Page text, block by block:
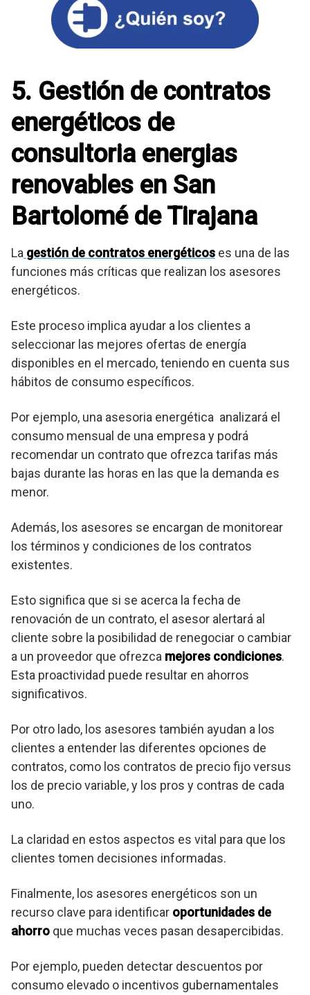
5. Gestión de contratos
energéticos de
consultoria energias
renovables en San
Bartolomé de Tirajana
La gestión de contratos energéticos es una de las
funciones más críticas que realizan los asesores
energéticos.
Este proceso implica ayudar a los clientes a
seleccionar las mejores ofertas de energía
disponibles en el mercado, teniendo en cuenta sus
hábitos de consumo específicos.
Por ejemplo, una asesoria energética analizará el
consumo mensual de una empresa y podrá
recomendar un contrato que ofrezca tarifas más
bajas durante las horas en las que la demanda es
menor.
Además, los asesores se encargan de monitorear
los términos y condiciones de los contratos
existentes.
Esto significa que si se acerca la fecha de
renovación de un contrato, el asesor alertará al
cliente sobre la posibilidad de renegociar o cambiar
a un proveedor que ofrezca mejores condiciones.
Esta proactividad puede resultar en ahorros
significativos.
Por otro lado, los asesores también ayudan a los
clientes a entender las diferentes opciones de
contratos, como los contratos de precio fijo versus
los de precio variable, y los pros y contras de cada
uno.
La claridad en estos aspectos es vital para que los
clientes tomen decisiones informadas.
Finalmente, los asesores energéticos son un
recurso clave para identificar oportunidades de
ahorro que muchas veces pasan desapercibidas.
Por ejemplo, pueden detectar descuentos por
consumo elevado o incentivos gubernamentales